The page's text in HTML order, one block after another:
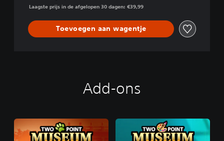
Laagste prijs in de afgelopen 30 dagen: €39,99
Toevoegen aan wagentje
Add-ons